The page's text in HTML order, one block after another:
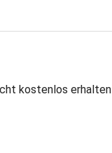
kostenlos erhalten